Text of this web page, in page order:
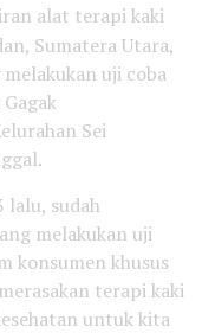
alat terapi kaki
Sumatera Utara,
uji coba
Sei
lalu, sudah
melakukan uji
konsumen khusus
terapi kaki
untuk kita